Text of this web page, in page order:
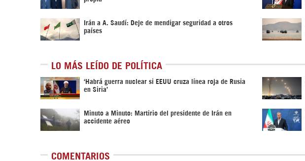
Irán a A. Saudí: Deje de mendigar seguridad a otros
países
LO MÁS LEÍDO DE POLÍTICA
‎‘Habrá guerra nuclear si EEUU cruza línea roja de Rusia
en Siria’‎
Minuto a Minuto: Martirio del presidente de Irán en
accidente aéreo
COMENTARIOS